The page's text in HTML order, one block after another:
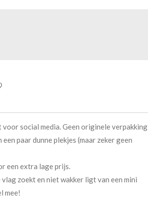
social media. Geen originele verpakking
paar dunne plekjes (maar zeker geen
een extra lage prijs.
zoekt en niet wakker ligt van een mini
mee!